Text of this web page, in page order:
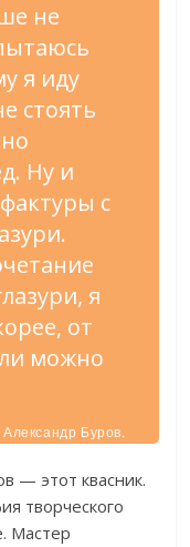
не
я иду
стоять
Ну и
с
я
от
можно
Буров.
— этот квасник.
творческого
Мастер